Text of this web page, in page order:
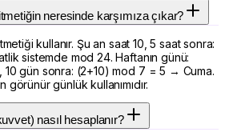
neresinde karşımıza çıkar?
kullanır. Şu an saat 10, 5 saat sonra:
sistemde mod 24. Haftanın günü:
10 gün sonra: (2+10) mod 7 = 5 → Cuma.
günlük kullanımıdır.
nasıl hesaplanır?